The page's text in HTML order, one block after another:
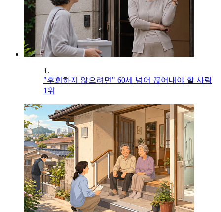
1.
"후회하지 않으려면" 60세 넘어 끊어내야 할 사람
1위